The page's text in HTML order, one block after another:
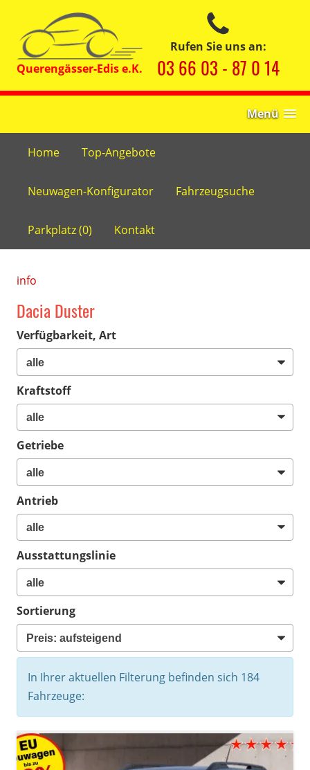
Rufen Sie uns an:
03 66 03 - 87 0 14
Menü
Home Top-Angebote
Neuwagen-Konfigurator Fahrzeugsuche
Parkplatz (0) Kontakt
info
Dacia Duster
Verfügbarkeit, Art
Kraftstoff
Getriebe
Antrieb
Ausstattungslinie
Sortierung
In Ihrer aktuellen Filterung befinden sich 184
Fahrzeuge: